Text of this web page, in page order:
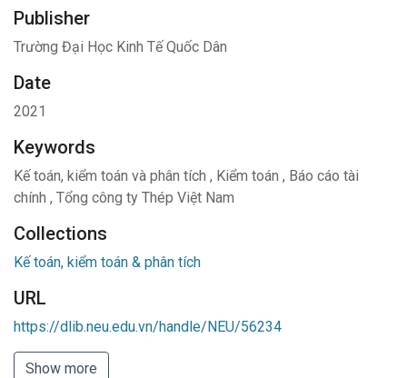
Publisher
Trường Đại Học Kinh Tế Quốc Dân
Date
2021
Keywords
Kế toán, kiểm toán và phân tích , Kiểm toán , Báo cáo tài
chính , Tổng công ty Thép Việt Nam
Collections
Kế toán, kiểm toán & phân tích
URL
https://dlib.neu.edu.vn/handle/NEU/56234
Show more